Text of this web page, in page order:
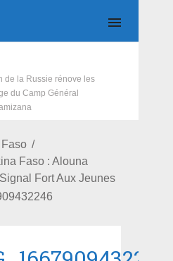
de la Russie rénove les
du Camp Général
Faso : Alouna
Fort Aux Jeunes